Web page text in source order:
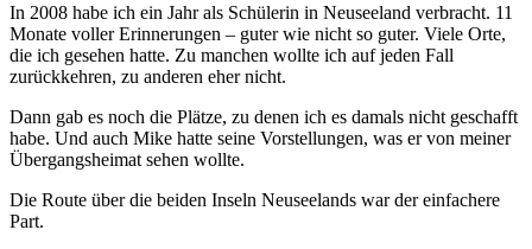
In 2008 habe ich ein Jahr als Schülerin in Neuseeland verbracht. 11
Monate voller Erinnerungen – guter wie nicht so guter. Viele Orte,
die ich gesehen hatte. Zu manchen wollte ich auf jeden Fall
zurückkehren, zu anderen eher nicht.
Dann gab es noch die Plätze, zu denen ich es damals nicht geschafft
habe. Und auch Mike hatte seine Vorstellungen, was er von meiner
Übergangsheimat sehen wollte.
Die Route über die beiden Inseln Neuseelands war der einfachere
Part.